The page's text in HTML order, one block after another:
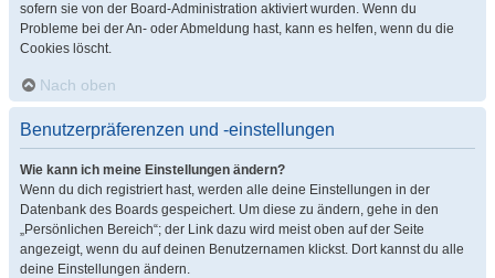
sofern sie von der Board-Administration aktiviert wurden. Wenn du
Probleme bei der An- oder Abmeldung hast, kann es helfen, wenn du die
Cookies löscht.
Nach oben
Benutzerpräferenzen und -einstellungen
Wie kann ich meine Einstellungen ändern?
Wenn du dich registriert hast, werden alle deine Einstellungen in der
Datenbank des Boards gespeichert. Um diese zu ändern, gehe in den
„Persönlichen Bereich“; der Link dazu wird meist oben auf der Seite
angezeigt, wenn du auf deinen Benutzernamen klickst. Dort kannst du alle
deine Einstellungen ändern.